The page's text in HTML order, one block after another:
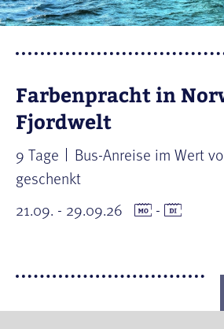
Farbenpracht in
Fjordwelt
9 Tage
Bus-Anreise im Wert
geschenkt
21.09. - 29.09.26
-